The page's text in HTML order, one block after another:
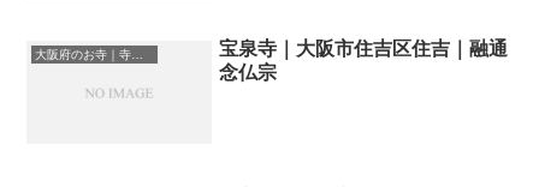
大阪府のお寺｜寺院一覧
宝泉寺｜大阪市住吉区住吉｜融通
念仏宗